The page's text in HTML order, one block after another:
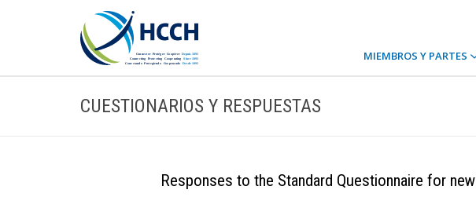
MIEMBROS Y PARTES
CUESTIONARIOS Y RESPUESTAS
Responses to the Standard Questionnaire for